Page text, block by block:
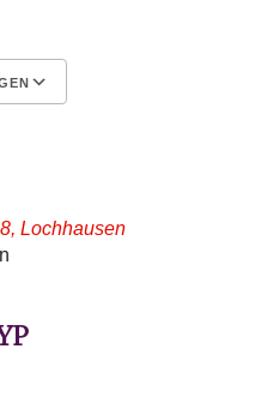
Lochhausen